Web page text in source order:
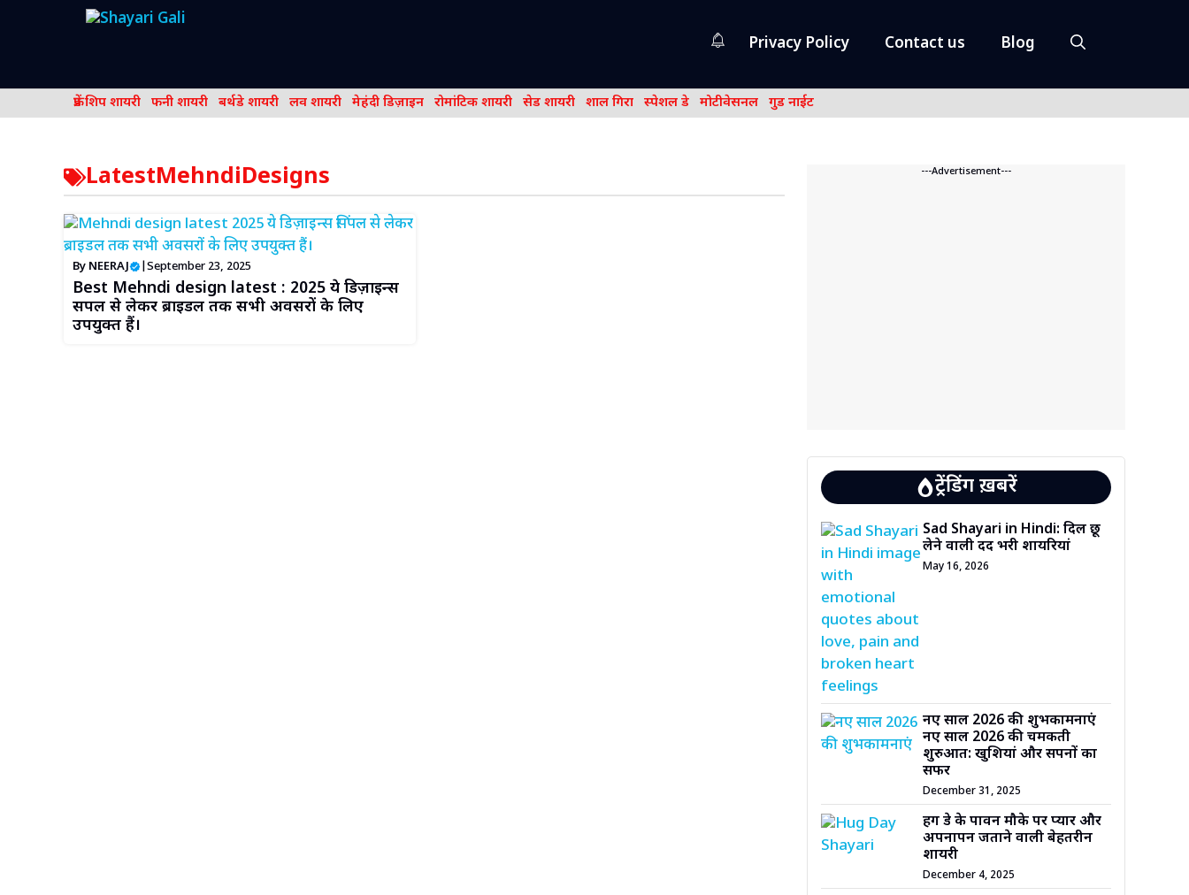
Privacy Policy Contact us Blog
फ्रेंड शिप शायरी फनी शायरी बर्थडे शायरी लव शायरी मेहंदी डिज़ाइन रोमांटिक शायरी सेड शायरी शाल गिरा स्पेशल डे मोटीवेसनल गुड नाईट
LatestMehndiDesigns
By NEERAJ September 23, 2025
Best Mehndi design latest : 2025 ये डिज़ाइन्स
सिंपल से लेकर ब्राइडल तक सभी अवसरों के लिए
उपयुक्त हैं।
---Advertisement---
ट्रेंडिंग ख़बरें
Sad Shayari in Hindi: दिल छू
लेने वाली दर्द भरी शायरियां
May 16, 2026
नए साल 2026 की शुभकामनाएं
नए साल 2026 की चमकती
शुरुआत: खुशियां और सपनों का
सफर
December 31, 2025
हग डे के पावन मौके पर प्यार और
अपनापन जताने वाली बेहतरीन
शायरी
December 4, 2025